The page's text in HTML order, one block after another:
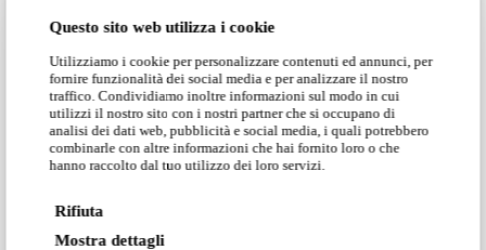
Questo sito web utilizza i cookie
Utilizziamo i cookie per personalizzare contenuti ed annunci, per
fornire funzionalità dei social media e per analizzare il nostro
traffico. Condividiamo inoltre informazioni sul modo in cui
utilizzi il nostro sito con i nostri partner che si occupano di
analisi dei dati web, pubblicità e social media, i quali potrebbero
combinarle con altre informazioni che hai fornito loro o che
hanno raccolto dal tuo utilizzo dei loro servizi.
Rifiuta
Mostra dettagli